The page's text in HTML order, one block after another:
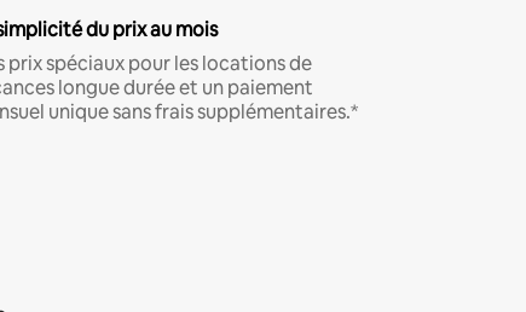
du prix au mois
prix spéciaux pour les locations de
longue durée et un paiement
unique sans frais supplémentaires.*